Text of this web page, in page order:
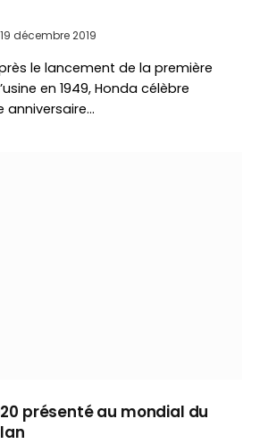
19 décembre 2019
le lancement de la première
en 1949, Honda célèbre
anniversaire…
présenté au mondial du